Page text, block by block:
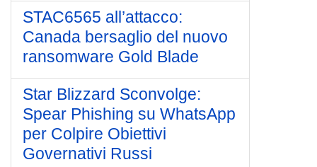
STAC6565 all’attacco:
Canada bersaglio del nuovo
ransomware Gold Blade
Star Blizzard Sconvolge:
Spear Phishing su WhatsApp
per Colpire Obiettivi
Governativi Russi